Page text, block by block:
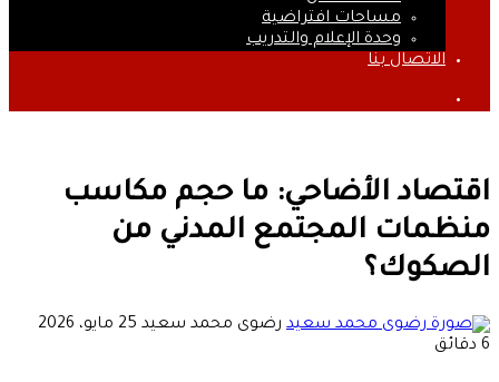
مساحات افتراضية
وحدة الإعلام والتدريب
الاتصال بنا
اقتصاد الأضاحي: ما حجم مكاسب
منظمات المجتمع المدني من
الصكوك؟
رضوى محمد سعيد أرسل
25 مايو، 2026
6 دقائق